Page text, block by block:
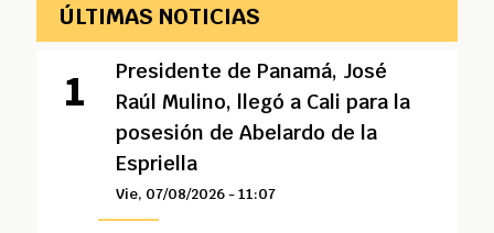
ÚLTIMAS NOTICIAS
Presidente de Panamá, José
Raúl Mulino, llegó a Cali para la
posesión de Abelardo de la
Espriella
Vie, 07/08/2026 - 11:07